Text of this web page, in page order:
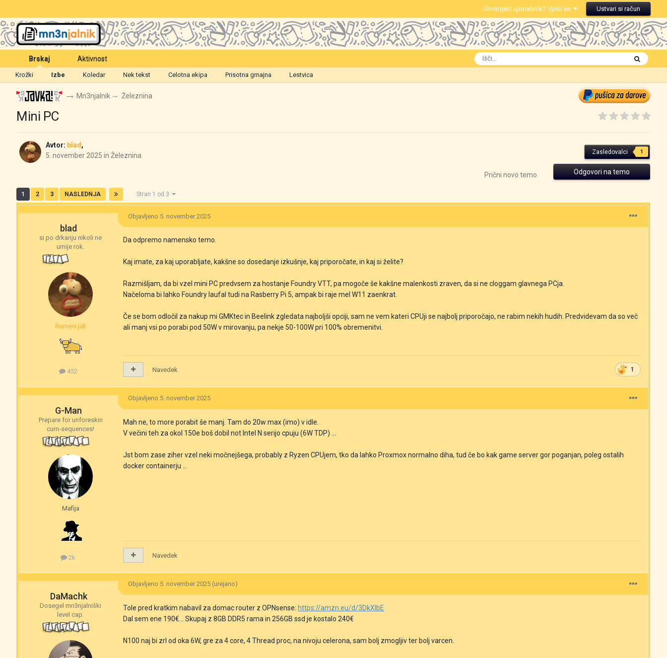
Obstoječi uporabnik? Vpiši se Ustvari si račun
Brskaj
Krožki Izbe Koledar Nek tekst Celotna ekipa Prisotna gmajna Lestvica
Aktivnost
Mn3njalnik Železnina
Mini PC
Avtor: blad,
5. november 2025 inŽeleznina Zasledovalci 1
Odgovori na temo
Prični novo temo
1 2 3 NASLEDNJA Stran 1 od 3
blad
si po drkanju nikoli ne
umije rok.
Rumeni jak
452
Objavljeno 5. november 2025
Da odpremo namensko temo.
Kaj imate, za kaj uporabljate, kakšne so dosedanje izkušnje, kaj priporočate, in kaj si želite?
Razmišljam, da bi vzel mini PC predvsem za hostanje Foundry VTT, pa mogoče še kakšne malenkosti zraven, da si ne cloggam glavnega PCja.
Načeloma bi lahko Foundry laufal tudi na Rasberry Pi 5, ampak bi raje mel W11 zaenkrat.
Če se bom odločil za nakup mi GMKtec in Beelink zgledata najboljši opciji, sam ne vem kateri CPUji se najbolj priporočajo, ne rabim nekih hudih. Predvidevam da so več
ali manj vsi po porabi pod 50W v mirovanju, pa nekje 50-100W pri 100% obremenitvi.
1
Navedek
G-Man
Prepare for unforeskin
cum-sequences!
Mafija
2k
Objavljeno 5. november 2025
Mah ne, to more porabit še manj. Tam do 20w max (imo) v idle.
V večini teh za okol 150e boš dobil not Intel N serijo cpuju (6W TDP) ...
Jst bom zase ziher vzel neki močnejšega, probably z Ryzen CPUjem, tko da lahko Proxmox normalno diha, tud če bo kak game server gor poganjan, poleg ostalih
docker containerju ...
Navedek
DaMachk
Dosegel mn3njalniški
level cap.
Objavljeno 5. november 2025 (urejano)
Tole pred kratkim nabavil za domac router z OPNsense: https://amzn.eu/d/3DkXlbE
Dal sem ene 190€... Skupaj z 8GB DDR5 rama in 256GB ssd je kostalo 240€
N100 naj bi zrl od oka 6W, gre za 4 core, 4 Thread proc, na nivoju celerona, sam bolj zmogljiv ter bolj varcen.